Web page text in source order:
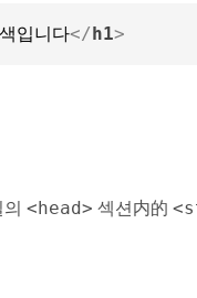
입니다</h1>
<head> 섹션内的